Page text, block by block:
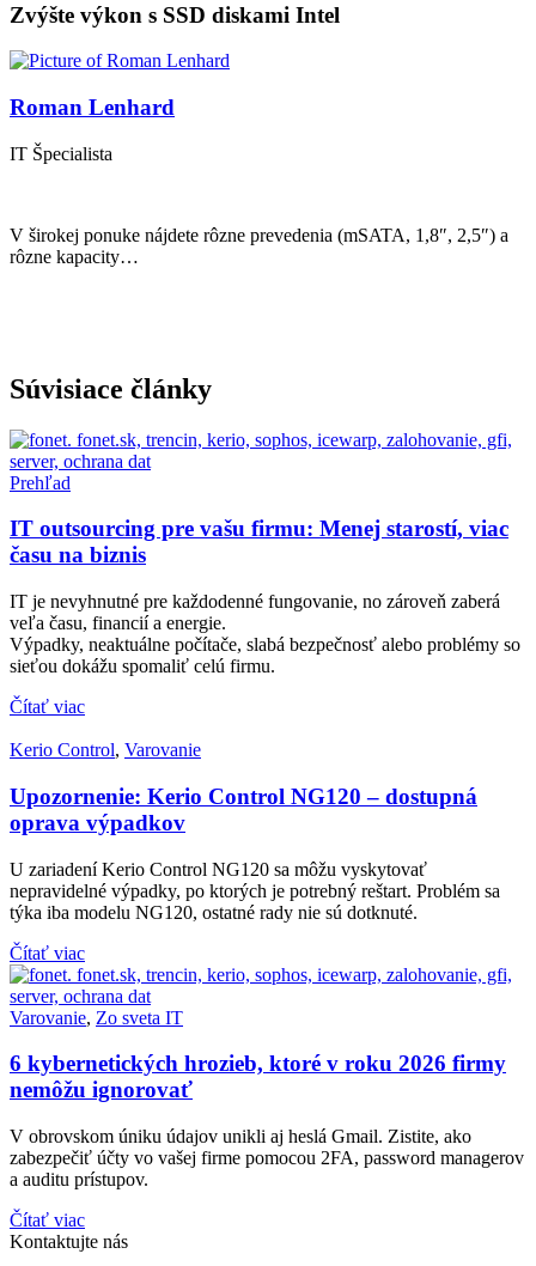
Zvýšte výkon s SSD diskami Intel
Roman Lenhard
IT Špecialista
V širokej ponuke nájdete rôzne prevedenia (mSATA, 1,8″, 2,5″) a
rôzne kapacity…
Súvisiace články
Prehľad
IT outsourcing pre vašu firmu: Menej starostí, viac
času na biznis
IT je nevyhnutné pre každodenné fungovanie, no zároveň zaberá
veľa času, financií a energie.
Výpadky, neaktuálne počítače, slabá bezpečnosť alebo problémy so
sieťou dokážu spomaliť celú firmu.
Čítať viac
Kerio Control, Varovanie
Upozornenie: Kerio Control NG120 – dostupná
oprava výpadkov
U zariadení Kerio Control NG120 sa môžu vyskytovať
nepravidelné výpadky, po ktorých je potrebný reštart. Problém sa
týka iba modelu NG120, ostatné rady nie sú dotknuté.
Čítať viac
Varovanie, Zo sveta IT
6 kybernetických hrozieb, ktoré v roku 2026 firmy
nemôžu ignorovať
V obrovskom úniku údajov unikli aj heslá Gmail. Zistite, ako
zabezpečiť účty vo vašej firme pomocou 2FA, password managerov
a auditu prístupov.
Čítať viac
Kontaktujte nás